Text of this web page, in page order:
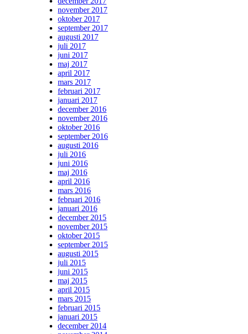
november 2017
oktober 2017
september 2017
augusti 2017
juli 2017
juni 2017
maj 2017
april 2017
mars 2017
februari 2017
januari 2017
december 2016
november 2016
oktober 2016
september 2016
augusti 2016
juli 2016
juni 2016
maj 2016
april 2016
mars 2016
februari 2016
januari 2016
december 2015
november 2015
oktober 2015
september 2015
augusti 2015
juli 2015
juni 2015
maj 2015
april 2015
mars 2015
februari 2015
januari 2015
december 2014